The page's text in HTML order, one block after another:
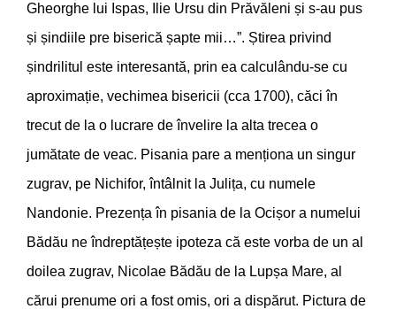
Gheorghe lui Ispas, Ilie Ursu din Prăvăleni și s-au pus
și șindiile pre biserică șapte mii…”. Știrea privind
șindrilitul este interesantă, prin ea calculându-se cu
aproximație, vechimea bisericii (cca 1700), căci în
trecut de la o lucrare de învelire la alta trecea o
jumătate de veac. Pisania pare a menționa un singur
zugrav, pe Nichifor, întâlnit la Julița, cu numele
Nandonie. Prezența în pisania de la Ocișor a numelui
Bădău ne îndreptățește ipoteza că este vorba de un al
doilea zugrav, Nicolae Bădău de la Lupșa Mare, al
cărui prenume ori a fost omis, ori a dispărut. Pictura de